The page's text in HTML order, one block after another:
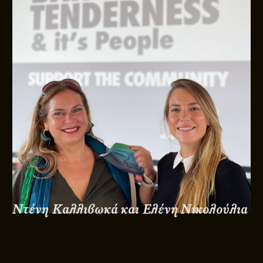
Ντένη Καλλιβωκά και Ελένη Νικολούλια